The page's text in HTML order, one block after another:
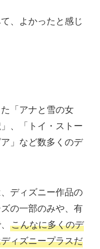
、よかったと感じ
「アナと雪の女
、「トイ・ストー
」など数多くのデ
ディズニー作品の
の一部のみや、有
こんなに多くのデ
ィズニープラスだ